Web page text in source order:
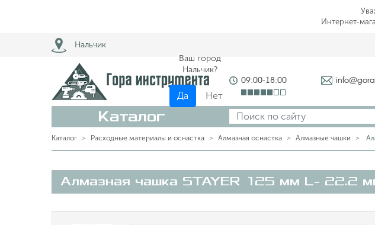
Интернет-
Нальчик
Ваш город
Нальчик?
Да Нет
09:00-18:00
Каталог
Каталог Расходные материалы и оснастка Алмазная оснастка Алмазные чашки
Алмазная чашка STAYER 125 мм L- 22.2